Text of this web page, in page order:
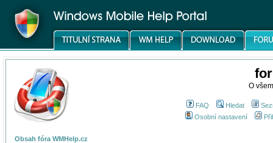
O
FAQ Hledat
Osobní nastavení
Obsah fóra WMHelp.cz